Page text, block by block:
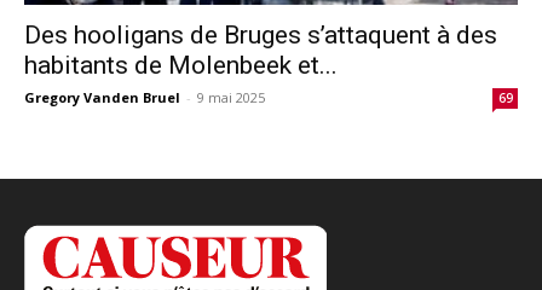
Des hooligans de Bruges s’attaquent à des
habitants de Molenbeek et...
Gregory Vanden Bruel - 9 mai 2025 69